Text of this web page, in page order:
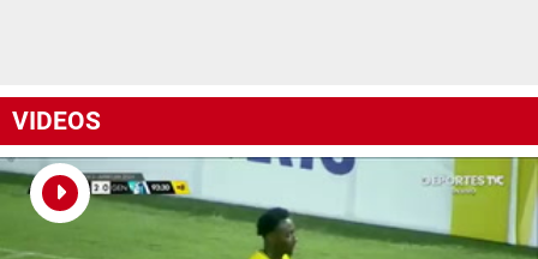
VIDEOS